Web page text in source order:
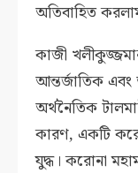
অতিবাহিত
কাজী
আন্তর্জাতিক এবং
অর্থনৈতিক
কারণ, একটি
যুদ্ধ। করোনা